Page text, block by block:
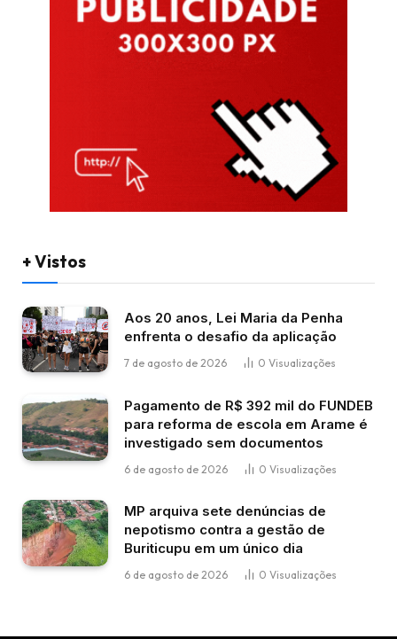
+ Vistos
Aos 20 anos, Lei Maria da Penha
enfrenta o desafio da aplicação
7 de agosto de 2026 0 Visualizações
Pagamento de R$ 392 mil do FUNDEB
para reforma de escola em Arame é
investigado sem documentos
6 de agosto de 2026 0 Visualizações
MP arquiva sete denúncias de
nepotismo contra a gestão de
Buriticupu em um único dia
6 de agosto de 2026 0 Visualizações